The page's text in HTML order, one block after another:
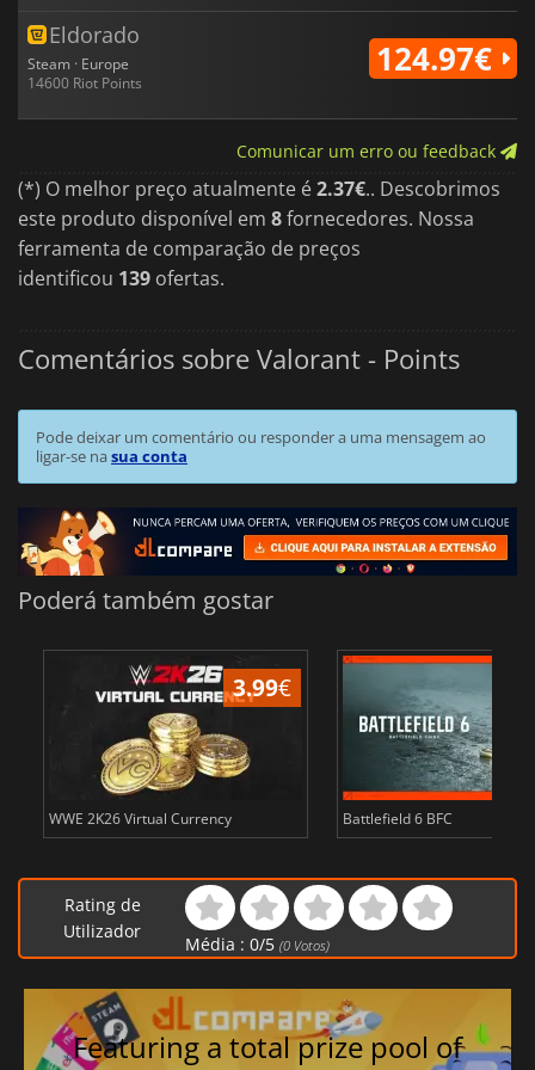
Eldorado
Steam · Europe
14600 Riot Points
124.97€
Comunicar um erro ou feedback
(*) O melhor preço atualmente é2.37€.. Descobrimos
este produto disponível em 8fornecedores. Nossa
ferramenta de comparação de preços
identificou 139 ofertas.
Comentários sobre Valorant - Points
Pode deixar um comentário ou responder a uma mensagem ao
ligar-se nasua conta
Poderá também gostar
3.99€
WWE 2K26 Virtual Currency Battlefield 6 BFC
Rating de
Utilizador
Média : 0/5 (0Votos)
Featuring a total prize pool of